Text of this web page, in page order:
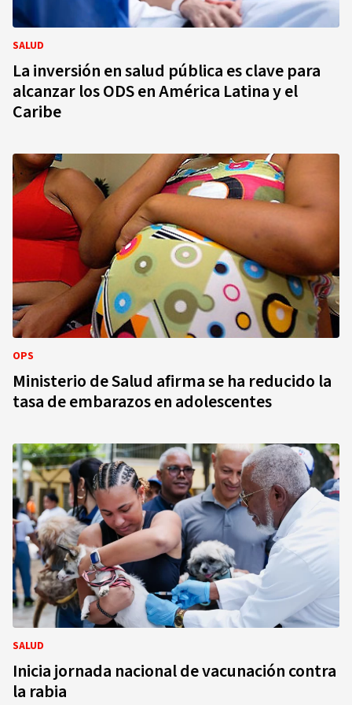
SALUD
La inversión en salud pública es clave para
alcanzar los ODS en América Latina y el
Caribe
OPS
Ministerio de Salud afirma se ha reducido la
tasa de embarazos en adolescentes
SALUD
Inicia jornada nacional de vacunación contra
la rabia